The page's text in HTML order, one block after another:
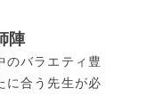
陣
のバラエティ豊
に合う先生が必